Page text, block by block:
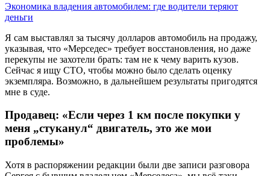
Экономика владения автомобилем: где водители теряют
деньги
Я сам выставлял за тысячу долларов автомобиль на продажу,
указывая, что «Мерседес» требует восстановления, но даже
перекупы не захотели брать: там не к чему варить кузов.
Сейчас я ищу СТО, чтобы можно было сделать оценку
экземпляра. Возможно, в дальнейшем результаты пригодятся
мне в суде.
Продавец: «Если через 1 км после покупки у
меня „стуканул“ двигатель, это же мои
проблемы»
Хотя в распоряжении редакции были две записи разговора